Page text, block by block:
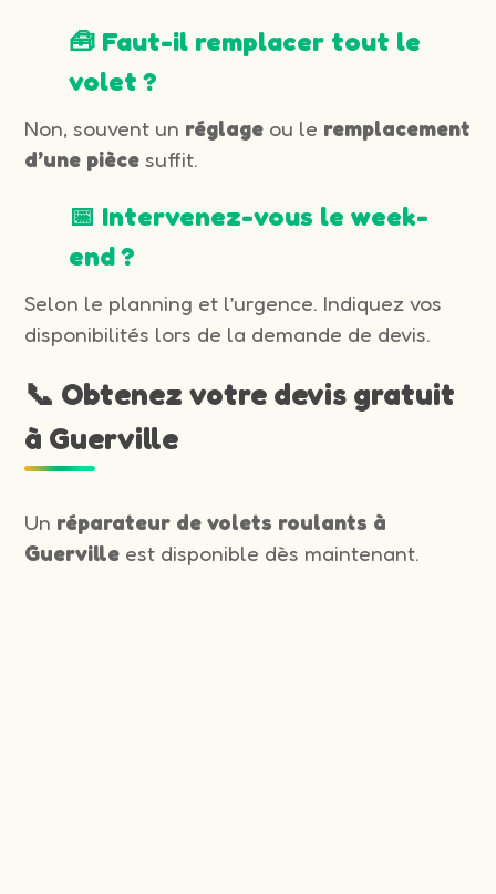
🧰 Faut-il remplacer tout le
volet ?
Non, souvent un réglage ou le remplacement
d’une pièce suffit.
📅 Intervenez-vous le week-
end ?
Selon le planning et l’urgence. Indiquez vos
disponibilités lors de la demande de devis.
📞 Obtenez votre devis gratuit
à Guerville
Un réparateur de volets roulants à
Guerville est disponible dès maintenant.